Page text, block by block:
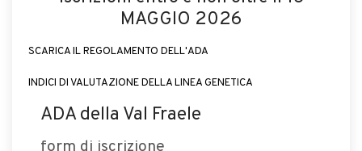
MAGGIO 2026
SCARICA IL REGOLAMENTO DELL'ADA
INDICI DI VALUTAZIONE DELLA LINEA GENETICA
ADA della Val Fraele
form di iscrizione